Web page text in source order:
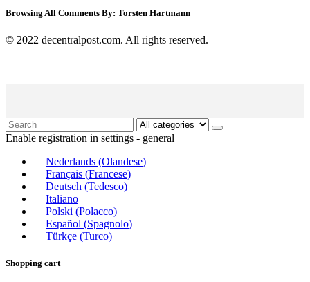
Browsing All Comments By: Torsten Hartmann
© 2022 decentralpost.com. All rights reserved.
Enable registration in settings - general
Nederlands (Olandese)
Français (Francese)
Deutsch (Tedesco)
Italiano
Polski (Polacco)
Español (Spagnolo)
Türkçe (Turco)
Shopping cart